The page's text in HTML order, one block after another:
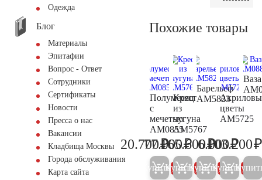
Одежда
Блог
Материалы
Эпитафии
Вопрос - Ответ
Сотрудники
Сертификаты
Новости
Пресса о нас
Вакансии
Кладбища Москвы
Города обслуживания
Карта сайта
Похожие товары
Полумесяц
с
мечетью
AM0855
21.800
20.700₽
Купить 5%
Крест
из
чугуна
AM5767
81.000
77.000₽
Купить 5%
Барельеф
AM5823
174.300
165.600₽
Купить 5%
цветы
AM5725
6.300
6.000₽
Купить 5%
Ваза
103.200₽